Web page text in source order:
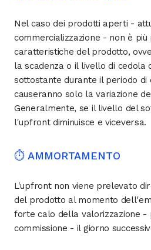
Nel caso dei prodotti aperti -
commercializzazione - non è
caratteristiche del prodotto,
la scadenza o il livello di
sottostante durante il periodo di
causeranno solo la variazione
Generalmente, se il livello del
l'upfront diminuisce e viceversa.
⏱ AMMORTAMENTO
L'upfront non viene prelevato
del prodotto al momento
forte calo della valorizzazione
commissione - il giorno